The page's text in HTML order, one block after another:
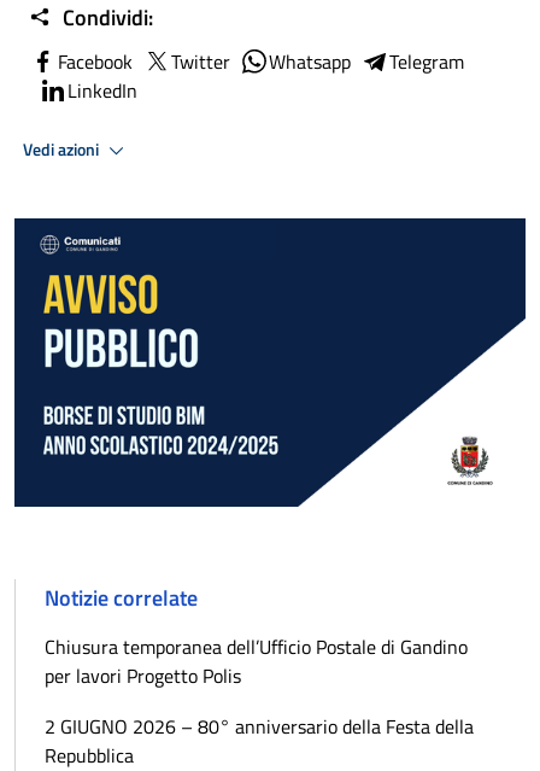
Condividi:
Facebook Twitter Whatsapp
Telegram
LinkedIn
Vedi azioni
Notizie correlate
Chiusura temporanea dell’Ufficio Postale di Gandino
per lavori Progetto Polis
2 GIUGNO 2026 – 80° anniversario della Festa della
Repubblica